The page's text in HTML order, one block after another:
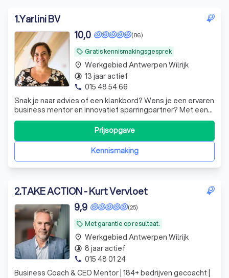
1.Yarlini BV
local_offer Gratis kennismakingsgesprek
(86)
10,0
Snak je naar advies of een klankbord? Wens je een ervaren
business mentor en innovatief sparringpartner? Met een
directe no-nonsense aanpak gaan we samen voor
keiharde resultaten. Let's meet!
Kennismaking
Prijsopgave
place Werkgebied Antwerpen Wilrijk
timelapse 13 jaar actief
phone 015 48 54 66
2.TAKE ACTION - Kurt Vervloet
local_offer Met garantie op resultaat.
(25)
9,9
Business Coach & CEO Mentor | 184+ bedrijven gecoacht |
place Werkgebied Antwerpen Wilrijk
timelapse 8 jaar actief
phone 015 48 01 24